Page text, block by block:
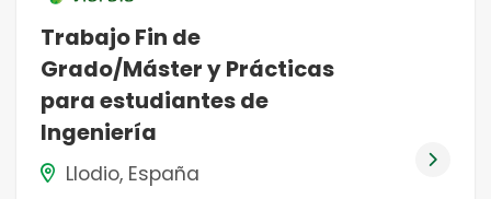
Trabajo Fin de
Grado/Máster y Prácticas
para estudiantes de
Ingeniería
Llodio, España